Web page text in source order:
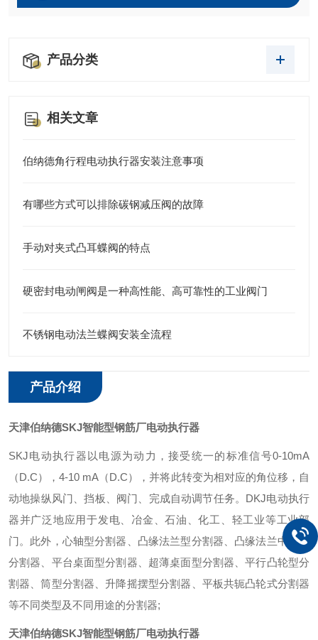
产品分类
相关文章
伯纳德角行程电动执行器安装注意事项
有哪些方式可以排除碳钢减压阀的故障
手动对夹式凸耳蝶阀的特点
硬密封电动闸阀是一种高性能、高可靠性的工业阀门
不锈钢电动法兰蝶阀安装全流程
产品介绍
天津伯纳德SKJ智能型钢筋厂电动执行器
SKJ电动执行器以电源为动力，接受统一的标准信号0-10mA
（D.C），4-10 mA（D.C），并将此转变为相对应的角位移，自
动地操纵风门、挡板、阀门、完成自动调节任务。DKJ电动执行
器并广泛地应用于发电、冶金、石油、化工、轻工业等工业部
门。此外，心轴型分割器、凸缘法兰型分割器、凸缘法兰中空型
分割器、平台桌面型分割器、超薄桌面型分割器、平行凸轮型分
割器、筒型分割器、升降摇摆型分割器、平板共轭凸轮式分割器
等不同类型及不同用途的分割器;
天津伯纳德SKJ智能型钢筋厂电动执行器